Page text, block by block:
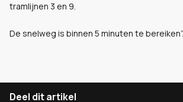
tramlijnen 3 en 9.
De snelweg is binnen 5 minuten te bereiken”.
Deel dit artikel